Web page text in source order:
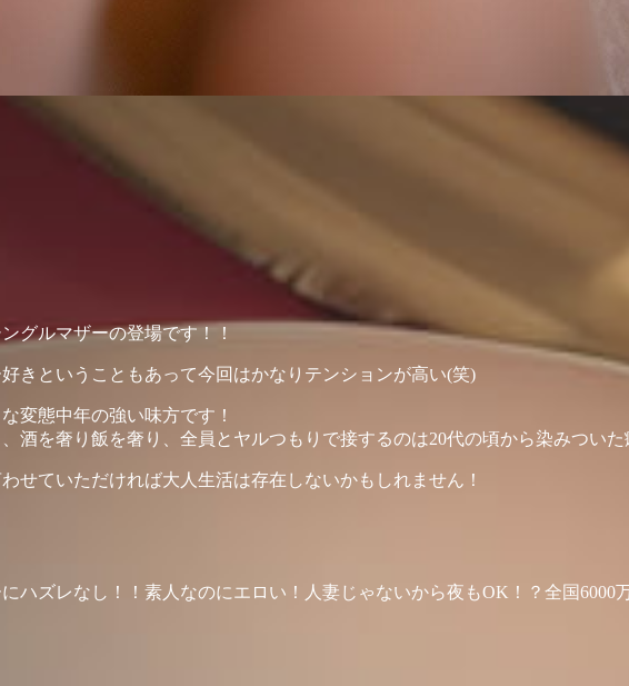
グルマザーの登場です！！
きということもあって今回はかなりテンションが高い(笑)
変態中年の強い味方です！
酒を奢り飯を奢り、全員とヤルつもりで接するのは20代の頃から染みついた
せていただければ大人生活は存在しないかもしれません！
ハズレなし！！素人なのにエロい！人妻じゃないから夜もOK！？全国6000